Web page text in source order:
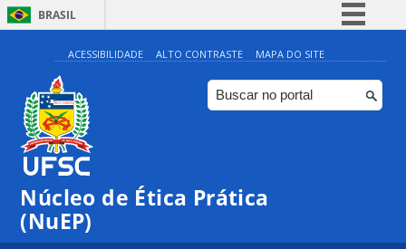
BRASIL
Simplifique!
Comunica BR
Participe
ACESSIBILIDADE ALTO CONTRASTE MAPA DO SITE
Núcleo de Ética Prática
(NuEP)